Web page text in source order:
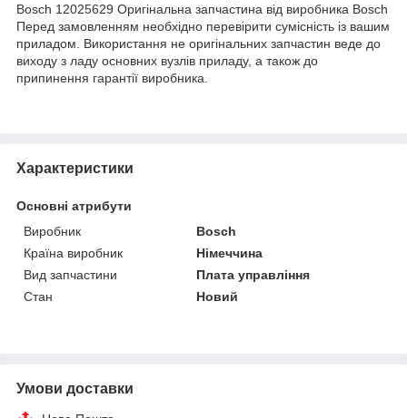
Bosch 12025629 Оригінальна запчастина від виробника Bosch
Перед замовленням необхідно перевірити сумісність із вашим
приладом. Використання не оригінальних запчастин веде до
виходу з ладу основних вузлів приладу, а також до
припинення гарантії виробника.
Характеристики
Основні атрибути
Виробник
Bosch
Країна виробник
Німеччина
Вид запчастини
Плата управління
Стан
Новий
Умови доставки